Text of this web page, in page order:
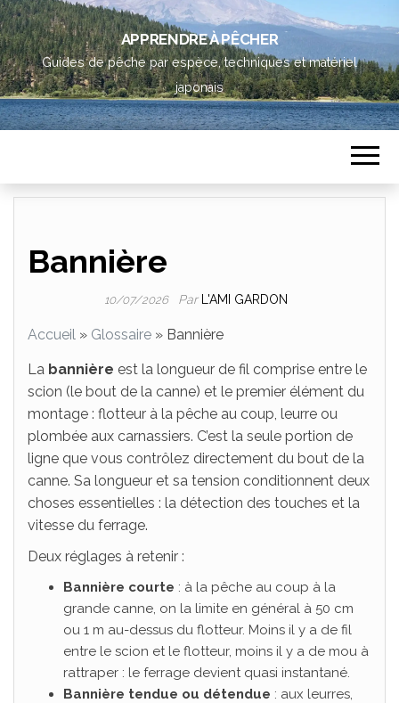
APPRENDRE À PÊCHER
Guides de pêche par espèce, techniques et matériel
japonais
Bannière
10/07/2026 Par L'AMI GARDON
Accueil » Glossaire » Bannière
La bannière est la longueur de fil comprise entre le
scion (le bout de la canne) et le premier élément du
montage : flotteur à la pêche au coup, leurre ou
plombée aux carnassiers. C’est la seule portion de
ligne que vous contrôlez directement du bout de la
canne. Sa longueur et sa tension conditionnent deux
choses essentielles : la détection des touches et la
vitesse du ferrage.
Deux réglages à retenir :
Bannière courte : à la pêche au coup à la
grande canne, on la limite en général à 50 cm
ou 1 m au-dessus du flotteur. Moins il y a de fil
entre le scion et le flotteur, moins il y a de mou à
rattraper : le ferrage devient quasi instantané.
Bannière tendue ou détendue : aux leurres,